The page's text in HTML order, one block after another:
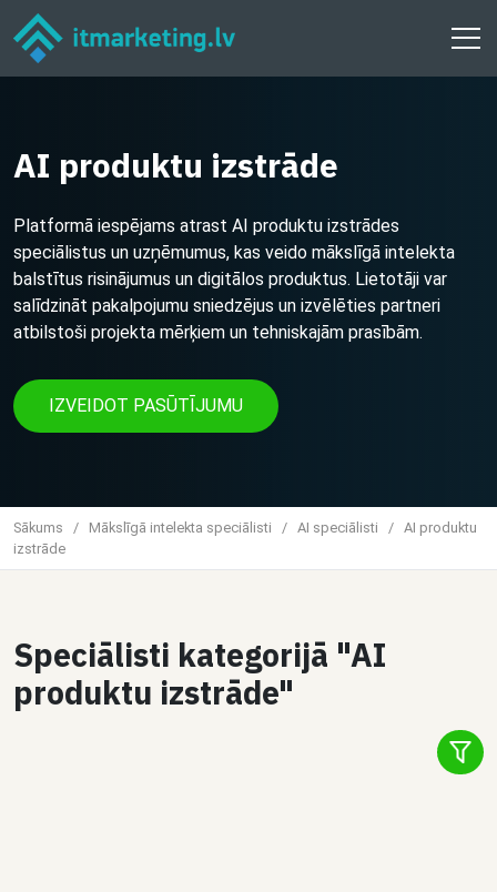
AI produktu izstrāde
Platformā iespējams atrast AI produktu izstrādes
speciālistus un uzņēmumus, kas veido mākslīgā intelekta
balstītus risinājumus un digitālos produktus. Lietotāji var
salīdzināt pakalpojumu sniedzējus un izvēlēties partneri
atbilstoši projekta mērķiem un tehniskajām prasībām.
IZVEIDOT PASŪTĪJUMU
Sākums / Mākslīgā intelekta speciālisti / AI speciālisti / AI produktu
izstrāde
Speciālisti kategorijā "AI
produktu izstrāde"